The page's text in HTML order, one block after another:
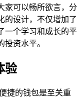
家可以畅所欲言，分
的设计，不仅增加了
一个学习和成长的平
资水平。
验
捷的钱包是至关重